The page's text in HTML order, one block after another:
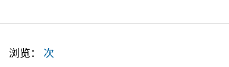
浏览： 次